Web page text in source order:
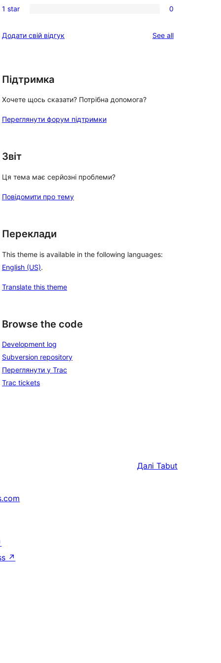
reviews
star
2-
reviews
0
star
1 star 0
Додати свій відгук See allreviews
Підтримка
Хочете щось сказати? Потрібна допомога?
Переглянути форум підтримки
Звіт
Ця тема має серйозні проблеми?
Повідомити про тему
Переклади
This theme is available in the following languages:
English (US).
Translate this theme
Browse the code
Development log
Subversion repository
Переглянути у Trac
Trac tickets
Далі Tabut
↗